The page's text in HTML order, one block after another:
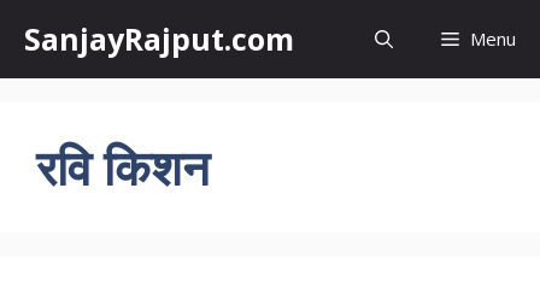
content
SanjayRajput.com Menu
रवि किशन